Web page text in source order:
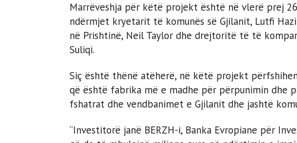
Marrëveshja për këtë projekt është në vlerë prej
ndërmjet kryetarit të komunës së Gjilanit, Lutfi
në Prishtinë, Neil Taylor dhe drejtoritë të të
Suliqi.
Siç është thënë atëherë, në këtë projekt
që është fabrika më e madhe për përpunimin dhe
fshatrat dhe vendbanimet e Gjilanit dhe jashtë
“Investitorë janë BERZH-i, Banka Evropiane për